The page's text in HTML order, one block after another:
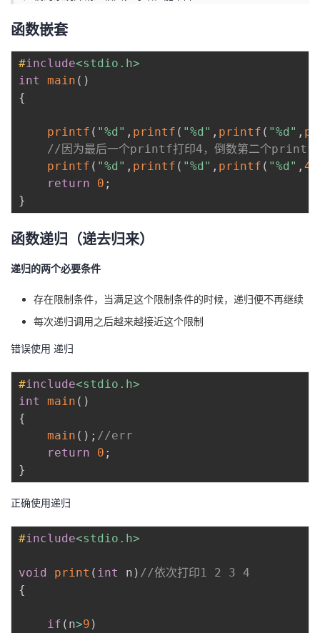
函数嵌套
#include<stdio.h>
int
main ( )
{
printf ( "%d" , printf ( "%d" , printf ( "%d" ,
//因为最后一个printf打印4，倒数第二个printf
printf ( "%d" , printf ( "%d" , printf ( "%d" , 43
return
0 ;
}
函数递归（递去归来）
递归的两个必要条件
存在限制条件，当满足这个限制条件的时候，递归便不再继续
每次递归调用之后越来越接近这个限制
错误使用 递归
#include<stdio.h>
int
main ( )
{
main ( ) ; //err
return
0 ;
}
正确使用递归
#include<stdio.h>
void print ( int n ) //依次打印1 2 3 4
{
if ( n>9 )